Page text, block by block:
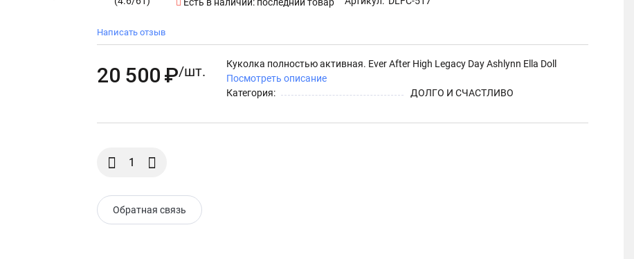
Написать отзыв
20 500 ₽/шт.
Куколка полностью активная. Ever After High Legacy Day Ashlynn Ella Doll
Посмотреть описание
Категория:
ДОЛГО И СЧАСТЛИВО
Обратная связь